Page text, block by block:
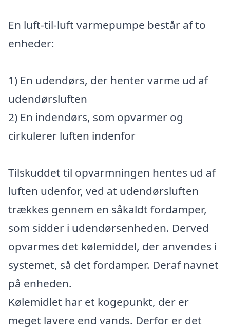
En luft-til-luft varmepumpe består af to
enheder:
1) En udendørs, der henter varme ud af
udendørsluften
2) En indendørs, som opvarmer og
cirkulerer luften indenfor
Tilskuddet til opvarmningen hentes ud af
luften udenfor, ved at udendørsluften
trækkes gennem en såkaldt fordamper,
som sidder i udendørsenheden. Derved
opvarmes det kølemiddel, der anvendes i
systemet, så det fordamper. Deraf navnet
på enheden.
Kølemidlet har et kogepunkt, der er
meget lavere end vands. Derfor er det